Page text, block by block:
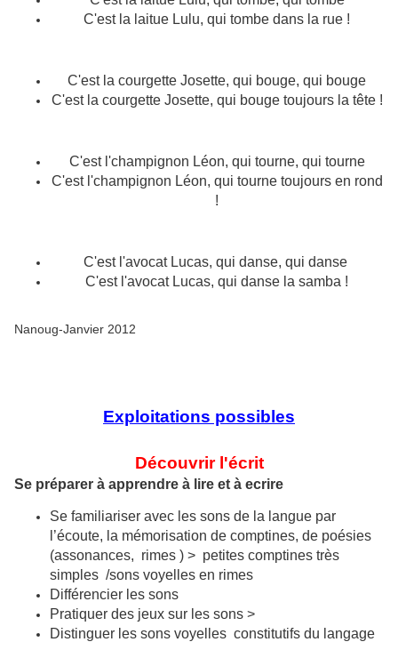
C'est la laitue Lulu, qui tombe dans la rue !
C'est la courgette Josette, qui bouge, qui bouge
C'est la courgette Josette, qui bouge toujours la tête !
C'est l'champignon Léon, qui tourne, qui tourne
C'est l'champignon Léon, qui tourne toujours en rond
!
C'est l'avocat Lucas, qui danse, qui danse
C'est l'avocat Lucas, qui danse la samba !
Nanoug-Janvier 2012
Exploitations possibles
Découvrir l'écrit
Se préparer à apprendre à lire et à ecrire
Se familiariser avec les sons de la langue par
l’écoute, la mémorisation de comptines, de poésies
(assonances, rimes ) > petites comptines très
simples /sons voyelles en rimes
Différencier les sons
Pratiquer des jeux sur les sons >
Distinguer les sons voyelles constitutifs du langage